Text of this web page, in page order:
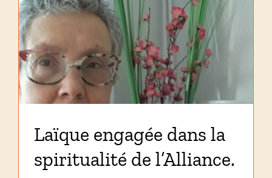
Laïque engagée dans la
spiritualité de l’Alliance.